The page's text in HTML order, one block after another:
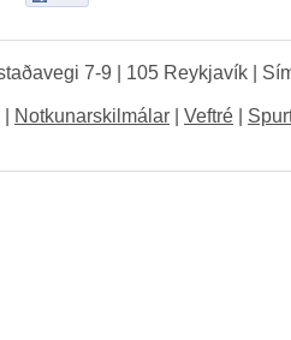
7-9 | 105 Reykjavík |
Notkunarskilmálar Veftré